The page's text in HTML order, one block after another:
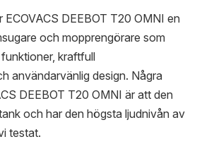
DEEBOT T20 OMNI en
och mopprengörare som
kraftfull
användarvänlig design. Några
DEEBOT T20 OMNI är att den
och har den högsta ljudnivån av
testat.